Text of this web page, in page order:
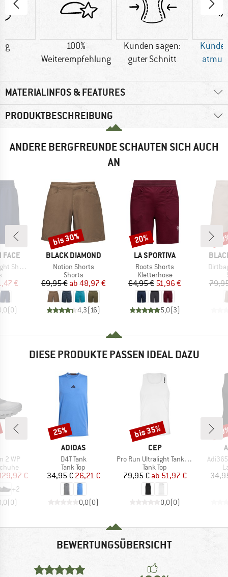
g
100%
Weiterempfehlung
Kunden sagen:
guter Schnitt
MATERIALINFOS & FEATURES
PRODUKTBESCHREIBUNG
ANDERE BERGFREUNDE SCHAUTEN SICH AUCH
AN
FACE
Shorts
Preis
€
(0)
MARKE
BLACK DIAMOND
Artikel
Notion Shorts
Produktgruppe
Shorts
Preis
69,95 € reduzierter Preis
ab 48,97 €
4,3( 16)
Rabatt
bis 30%
MARKE
LA SPORTIVA
Artikel
Roots Shorts
Produktgruppe
Kletterhose
Preis
64,95 €reduzierter Preis
51,96 €
5,0(3)
Rabatt
20%
Artikel
DIESE PRODUKTE PASSEN IDEAL DAZU
2 WP
Preis
€
+2
(0)
MARKE
ADIDAS
Artikel
D4T Tank
Produktgruppe
Tank Top
Preis
34,95 €reduzierter Preis
26,21 €
0,0(0)
Rabatt
25%
MARKE
CEP
Artikel
Pro Run Ultralight Tank Top
Produktgruppe
Tank Top
Preis
79,95 € reduzierter Preis
ab 51,97 €
0,0(0)
Rabatt
bis 35%
Artikel
BEWERTUNGSÜBERSICHT